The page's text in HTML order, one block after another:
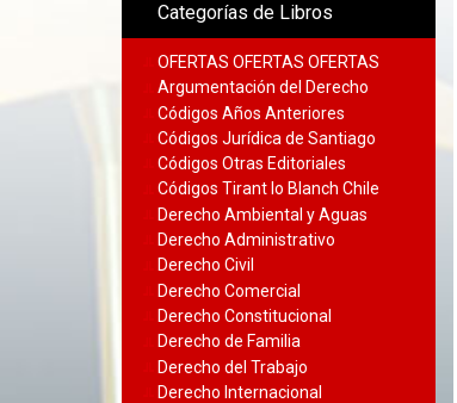
Categorías de Libros
OFERTAS OFERTAS OFERTAS
Argumentación del Derecho
Códigos Años Anteriores
Códigos Jurídica de Santiago
Códigos Otras Editoriales
Códigos Tirant lo Blanch Chile
Derecho Ambiental y Aguas
Derecho Administrativo
Derecho Civil
Derecho Comercial
Derecho Constitucional
Derecho de Familia
Derecho del Trabajo
Derecho Internacional